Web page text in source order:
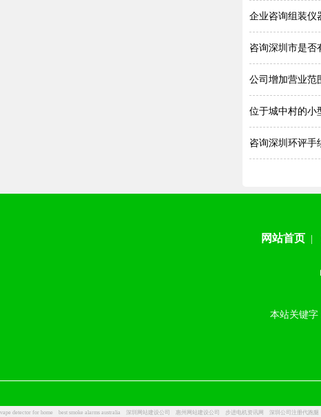
企业咨询组装仪
咨询深圳市是否
公司增加营业范
位于城中村的小
咨询深圳环评手
网站首页
本站关键字
vape detector for home best smoke alarms australia 深圳网站建设公司 惠州网站建设公司 步进电机资讯网 深圳公司注册代跑腿